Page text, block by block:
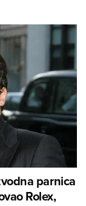
parnica
Rolex,